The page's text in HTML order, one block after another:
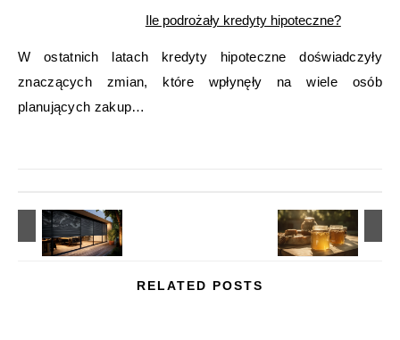
Ile podrożały kredyty hipoteczne?
W ostatnich latach kredyty hipoteczne doświadczyły
znaczących zmian, które wpłynęły na wiele osób
planujących zakup…
RELATED POSTS